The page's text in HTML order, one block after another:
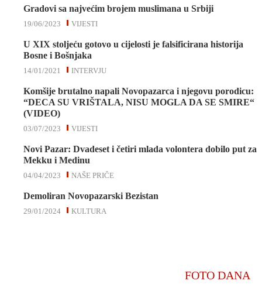
Gradovi sa najvećim brojem muslimana u Srbiji
VIJESTI
19/06/2023
U XIX stoljeću gotovo u cijelosti je falsificirana historija
Bosne i Bošnjaka
INTERVJU
14/01/2021
Komšije brutalno napali Novopazarca i njegovu porodicu:
“DECA SU VRIŠTALA, NISU MOGLA DA SE SMIRE“
(VIDEO)
VIJESTI
03/07/2023
Novi Pazar: Dvadeset i četiri mlada volontera dobilo put za
Mekku i Medinu
NAŠE PRIČE
04/04/2023
Demoliran Novopazarski Bezistan
KULTURA
29/01/2024
FOTO DANA